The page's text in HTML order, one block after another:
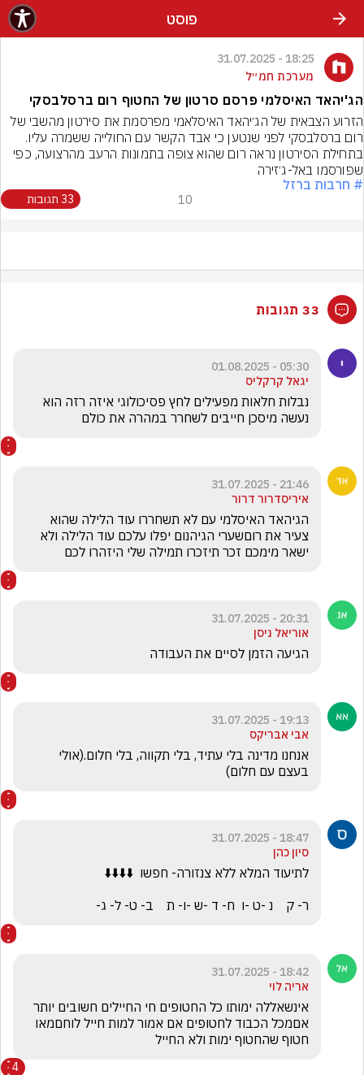
פוסט
18:25 - 31.07.2025
מערכת חמ״ל
הג'יהאד האיסלמי פרסם סרטון של החטוף רום ברסלבסקי
הזרוע הצבאית של הג׳יהאד האיסלאמי מפרסמת את סירטון מהשבי של
שפורסמו באל-ג׳זירה
# חרבות ברזל
10 33 תגובות
33 תגובות
05:30 - 01.08.2025
יגאל קרקליס
נעשה מיסכן חייבים לשחרר במהרה את כולם
21:46 - 31.07.2025
איריסדרור דרור
ישאר מימכם זכר תיזכרו תמילה שלי היזהרו לכם
20:31 - 31.07.2025
אוריאל ניסן
הגיעה הזמן לסיים את העבודה
19:13 - 31.07.2025
אבי אבריקס
בעצם עם חלום)
18:47 - 31.07.2025
סיון כהן
ר- ק    נ -ט -ו  ח- ד -ש -ו- ת    ב- ט- ל- ג-
18:42 - 31.07.2025
אריה לוי
חטוף שהחטוף ימות ולא החייל
4